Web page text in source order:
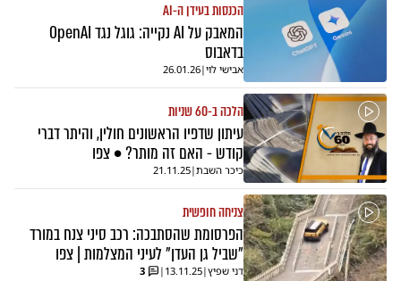
הכנסות בעידן ה-AI
המאבק על AI נקייה: גוגל נגד OpenAI
בדאבוס
אבישי לוי|
26.01.26
הלכה ב-60 שניות
עיתון שדפיו הראשונים חולין, והיתר דברי
קודש - האם זה מותר? • צפו
כיכר השבת|
21.11.25
צניחה חופשית
הפרסומת שהסתבכה: רכב סיני צנח במורד
"שביל גן העדן" לעיני המצלמות | צפו
דני שפיץ|
13.11.25
|
3